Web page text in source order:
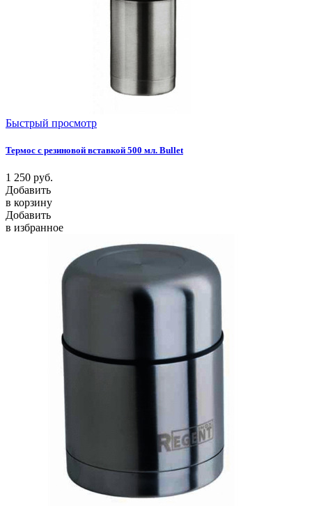
Быстрый просмотр
Термос с резиновой вставкой 500 мл. Bullet
1 250 руб.
Добавить
в корзину
Добавить
в избранное